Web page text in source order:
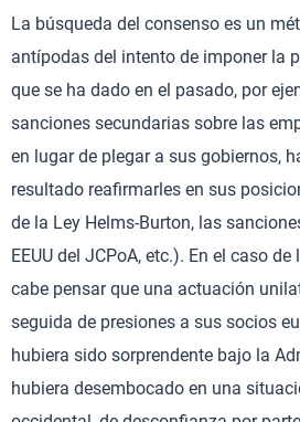
La búsqueda del consenso es un
antípodas del intento de imponer la
que se ha dado en el pasado, por
sanciones secundarias sobre las
en lugar de plegar a sus gobiernos,
resultado reafirmarles en sus
de la Ley Helms-Burton, las
EEUU del JCPoA, etc.). En el caso
cabe pensar que una actuación
seguida de presiones a sus socios
hubiera sido sorprendente bajo la
hubiera desembocado en una